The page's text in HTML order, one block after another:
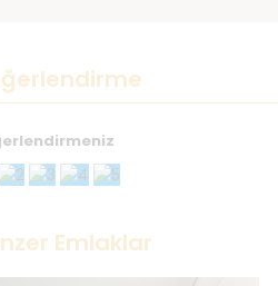
Emlaklar